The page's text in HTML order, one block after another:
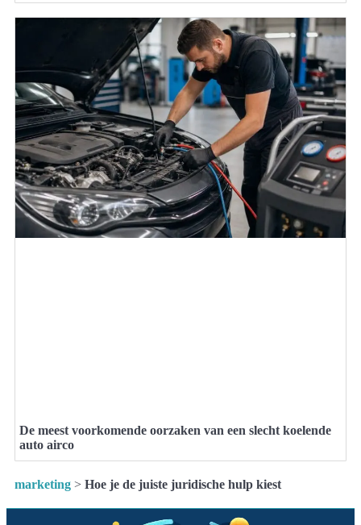
De meest voorkomende oorzaken van een slecht koelende
auto airco
marketing > Hoe je de juiste juridische hulp kiest